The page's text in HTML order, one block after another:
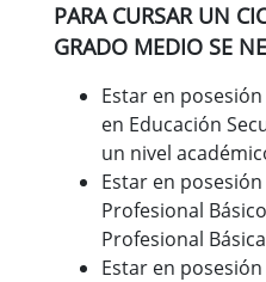
PARA CURSAR UN
GRADO MEDIO SE
Estar en
en Educación
un nivel
Estar en
Profesional
Profesional
Estar en